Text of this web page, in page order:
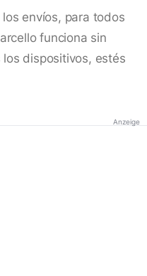
envíos, para todos
funciona sin
dispositivos, estés
Anzeige